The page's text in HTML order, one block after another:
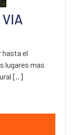
hasta el
lugares mas
[..]